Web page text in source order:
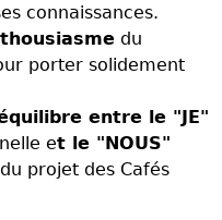
connaissances.
du
porter solidement
entre le "JE"
et le "NOUS"
projet des Cafés